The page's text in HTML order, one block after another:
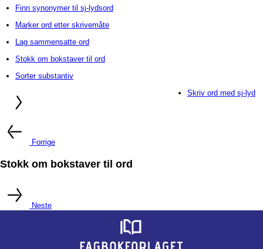
Finn synonymer til sj-lydsord
Marker ord etter skrivemåte
Lag sammensatte ord
Stokk om bokstaver til ord
Sorter substantiv
Skriv ord med sj-lyd
Forrige
Stokk om bokstaver til ord
Neste